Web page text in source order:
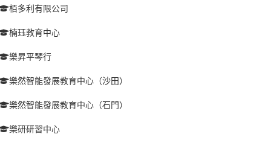
栢多利有限公司
楠珏教育中心
樂昇平琴行
樂然智能發展教育中心（沙田）
樂然智能發展教育中心（石門）
樂研研習中心